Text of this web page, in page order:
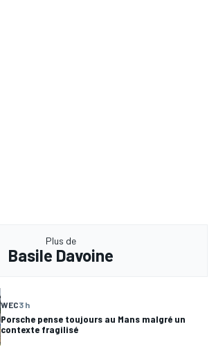
Plus de
Basile Davoine
WEC3 h
Porsche pense toujours au Mans malgré un
contexte fragilisé